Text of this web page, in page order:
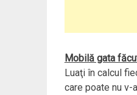
Mobilă gata
Luaţi în calcul
care poate nu v-